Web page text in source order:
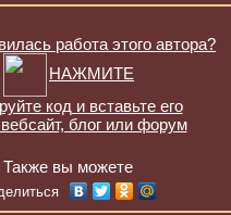
работа этого автора?
НАЖМИТЕ
код и вставьте его
блог или форум
Также вы можете